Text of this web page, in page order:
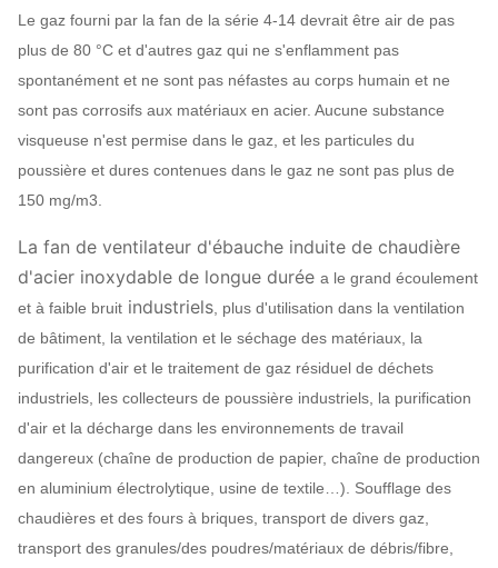
Le gaz fourni par la fan de la série 4-14 devrait être air de pas
plus de 80 °C et d'autres gaz qui ne s'enflamment pas
spontanément et ne sont pas néfastes au corps humain et ne
sont pas corrosifs aux matériaux en acier. Aucune substance
visqueuse n'est permise dans le gaz, et les particules du
poussière et dures contenues dans le gaz ne sont pas plus de
150 mg/m3.
La fan de ventilateur d'ébauche induite de chaudière
d'acier inoxydable de longue durée a le grand écoulement
et à faible bruit industriels , plus d'utilisation dans la ventilation
de bâtiment, la ventilation et le séchage des matériaux, la
purification d'air et le traitement de gaz résiduel de déchets
industriels, les collecteurs de poussière industriels, la purification
d'air et la décharge dans les environnements de travail
dangereux (chaîne de production de papier, chaîne de production
en aluminium électrolytique, usine de textile…). Soufflage des
chaudières et des fours à briques, transport de divers gaz,
transport des granules/des poudres/matériaux de débris/fibre,